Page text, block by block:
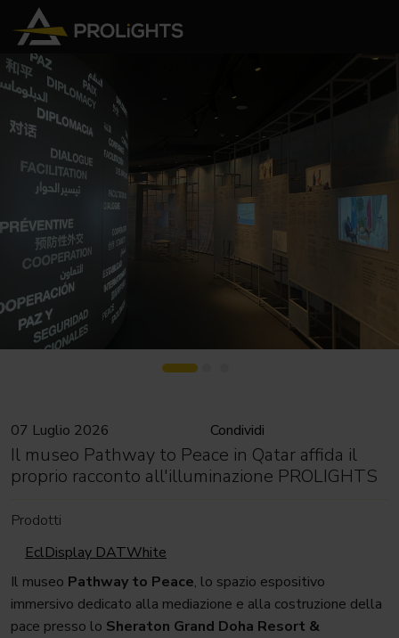
07 Luglio 2026 Condividi
Il museo Pathway to Peace in Qatar affida il
proprio racconto all'illuminazione PROLIGHTS
Prodotti
EclDisplay DATWhite
Il museo Pathway to Peace, lo spazio espositivo
immersivo dedicato alla mediazione e alla costruzione della
pace presso lo Sheraton Grand Doha Resort &